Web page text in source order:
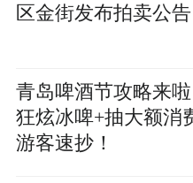
区金街发布拍卖公告
青岛啤酒节攻略来
狂炫冰啤+抽大额消
游客速抄！